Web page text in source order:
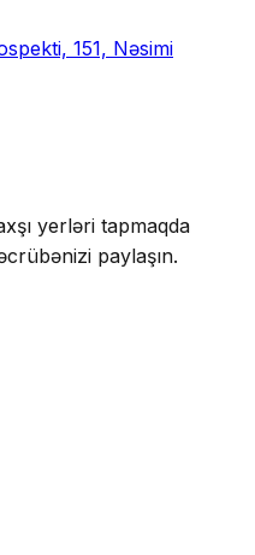
151, Nəsimi
yerləri tapmaqda
paylaşın.